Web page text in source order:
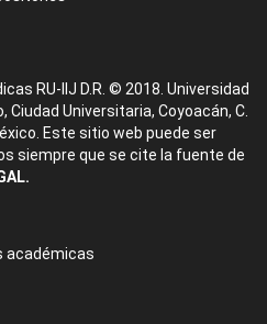
RU-IIJ D.R. © 2018. Universidad
Ciudad Universitaria, Coyoacán, C.
Este sitio web puede ser
siempre que se cite la fuente de
académicas